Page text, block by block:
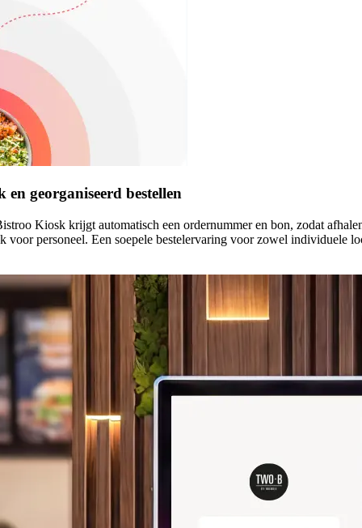
en georganiseerd bestellen
Kiosk krijgt automatisch een ordernummer en bon, zodat
voor personeel. Een soepele bestelervaring voor zowel individuele